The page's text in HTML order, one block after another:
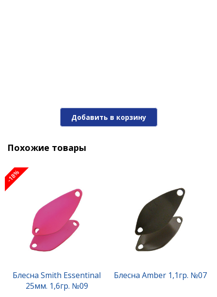
Добавить в корзину
Похожие товары
-18%
Блесна Smith Essentinal
25мм. 1,6гр. №09
Блесна Amber 1,1гр. №07